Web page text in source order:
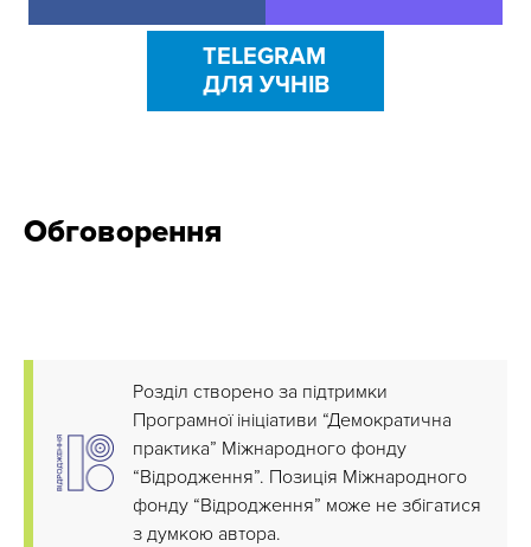
TELEGRAM
ДЛЯ УЧНІВ
Обговорення
Розділ створено за підтримки
Програмної ініціативи “Демократична
практика” Міжнародного фонду
“Відродження”. Позиція Міжнародного
фонду “Відродження” може не збігатися
з думкою автора.